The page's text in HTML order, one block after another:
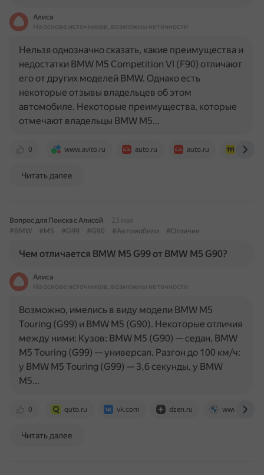
Алиса
На основе источников, возможны неточности
0 www.avito.ru auto.ru auto.ru
Нельзя однозначно сказать, какие преимущества и
недостатки BMW M5 Competition VI (F90) отличают
его от других моделей BMW. Однако есть
некоторые отзывы владельцев об этом
автомобиле. Некоторые преимущества, которые
отмечают владельцы BMW M5…
Читать далее
Вопрос для Поиска с Алисой
23 мая
#BMW
#M5 #G99 #G90 #Автомобили #Отличия
Чем отличается BMW M5 G99 от BMW M5 G90?
Алиса
На основе источников, возможны неточности
0 quto.ru vk.com dzen.ru www.bmw-
Возможно, имелись в виду модели BMW M5
Touring (G99) и BMW M5 (G90). Некоторые отличия
между ними: Кузов: BMW M5 (G90) — седан, BMW
M5 Touring (G99) — универсал. Разгон до 100 км/ч:
у BMW M5 Touring (G99) — 3,6 секунды, у BMW
M5…
Читать далее